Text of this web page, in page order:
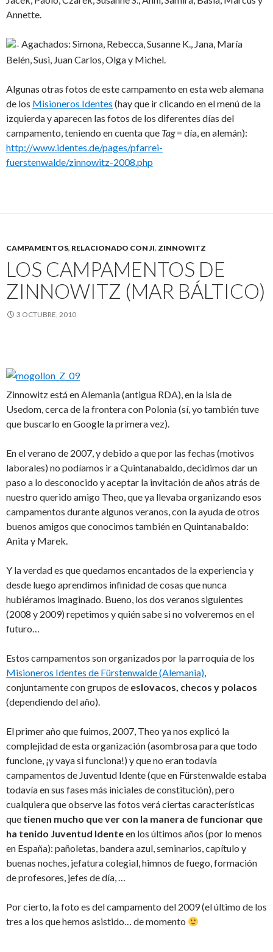
Annette.
Agachados: Simona, Rebecca, Susanne K., Jana, María
Belén, Susi, Juan Carlos, Olga y Michel.
Algunas otras fotos de este campamento en esta web alemana
de los Misioneros Identes (hay que ir clicando en el menú de la
izquierda y aparecen las fotos de los diferentes días del
campamento, teniendo en cuenta que Tag= día, en alemán):
http://www.identes.de/pages/pfarrei-
fuerstenwalde/zinnowitz-2008.php
CAMPAMENTOS, RELACIONADO CON JI, ZINNOWITZ
LOS CAMPAMENTOS DE
ZINNOWITZ (MAR BÁLTICO)
3 OCTUBRE, 2010
Zinnowitz está en Alemania (antigua RDA), en la isla de
Usedom, cerca de la frontera con Polonia (sí, yo también tuve
que buscarlo en Google la primera vez).
En el verano de 2007, y debido a que por las fechas (motivos
laborales) no podíamos ir a Quintanabaldo, decidimos dar un
paso a lo desconocido y aceptar la invitación de años atrás de
nuestro querido amigo Theo, que ya llevaba organizando esos
campamentos durante algunos veranos, con la ayuda de otros
buenos amigos que conocimos también en Quintanabaldo:
Anita y Marek.
Y la verdad es que quedamos encantados de la experiencia y
desde luego aprendimos infinidad de cosas que nunca
hubiéramos imaginado. Bueno, los dos veranos siguientes
(2008 y 2009) repetimos y quién sabe si no volveremos en el
futuro…
Estos campamentos son organizados por la parroquia de los
Misioneros Identes de Fürstenwalde (Alemania),
conjuntamente con grupos de eslovacos, checos y polacos
(dependiendo del año).
El primer año que fuimos, 2007, Theo ya nos explicó la
complejidad de esta organización (asombrosa para que todo
funcione, ¡y vaya si funciona!) y que no eran todavía
campamentos de Juventud Idente (que en Fürstenwalde estaba
todavía en sus fases más iniciales de constitución), pero
cualquiera que observe las fotos verá ciertas características
que tienen mucho que ver con la manera de funcionar que
ha tenido Juventud Identeen los últimos años (por lo menos
en España): pañoletas, bandera azul, seminarios, capítulo y
buenas noches, jefatura colegial, himnos de fuego, formación
de profesores, jefes de día, …
Por cierto, la foto es del campamento del 2009 (el último de los
tres a los que hemos asistido… de momento